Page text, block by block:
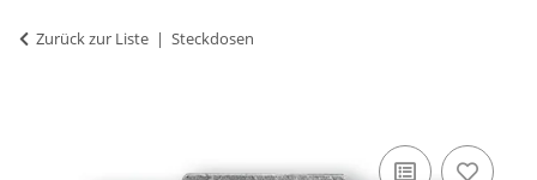
Zurück zur Liste Steckdosen